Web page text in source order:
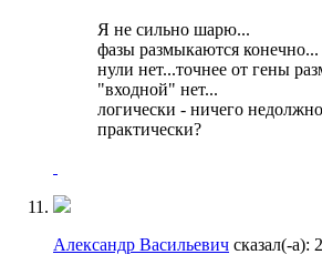
Я не сильно шарю...
фазы размыкаются конечно...
нули нет...точнее от гены
"входной" нет...
логически - ничего
практически?
Александр Васильевич сказал(-а):